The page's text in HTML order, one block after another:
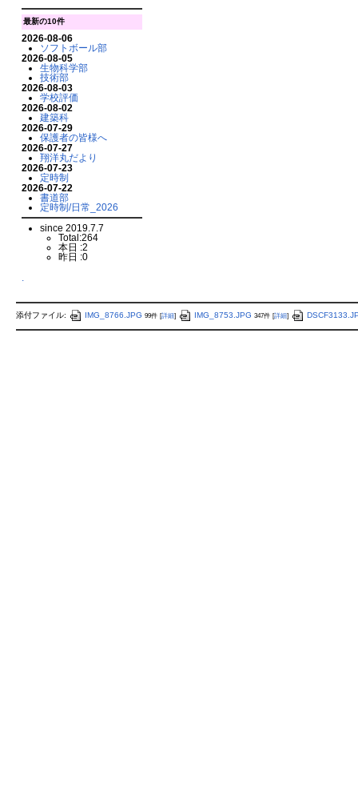
最新の10件
2026-08-06
ソフトボール部
2026-08-05
生物科学部
技術部
2026-08-03
学校評価
2026-08-02
建築科
2026-07-29
保護者の皆様へ
2026-07-27
翔洋丸だより
2026-07-23
定時制
2026-07-22
書道部
定時制/日常_2026
since 2019.7.7
Total:264
本日 :2
昨日 :0
添付ファイル: IMG_8766.JPG 99件 [詳細] IMG_8753.JPG 347件 [詳細]